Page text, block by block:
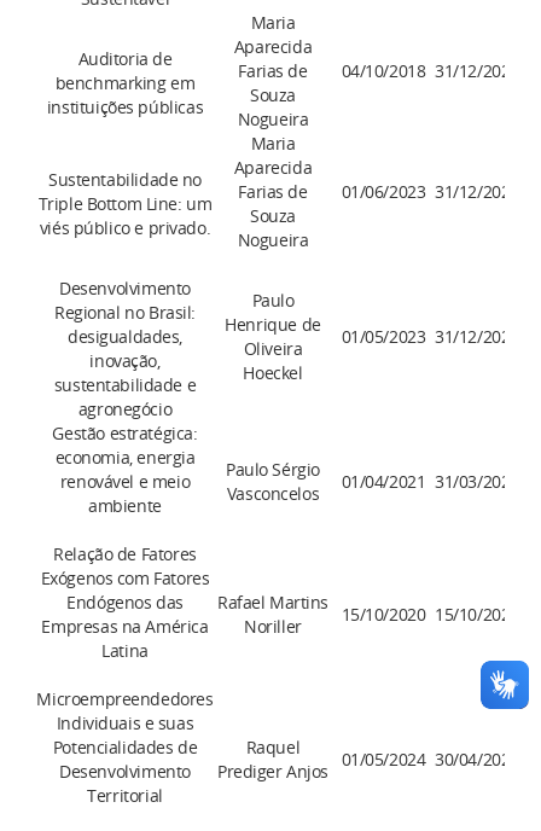
Auditoria de
benchmarking em
instituições públicas
Maria
Aparecida
Farias de
Souza
Nogueira
04/10/2018 31/12/2024
Sustentabilidade no
Triple Bottom Line: um
viés público e privado.
Maria
Aparecida
Farias de
Souza
Nogueira
01/06/2023 31/12/2025
Desenvolvimento
Regional no Brasil:
desigualdades,
inovação,
sustentabilidade e
agronegócio
Paulo
Henrique de
Oliveira
Hoeckel
01/05/2023 31/12/2025
Gestão estratégica:
economia, energia
renovável e meio
ambiente
Paulo Sérgio
Vasconcelos
01/04/2021 31/03/2025
Relação de Fatores
Exógenos com Fatores
Endógenos das
Empresas na América
Latina
Rafael Martins
Noriller
15/10/2020 15/10/2027
Microempreendedores
Individuais e suas
Potencialidades de
Desenvolvimento
Territorial
Raquel
Prediger Anjos
01/05/2024 30/04/2026